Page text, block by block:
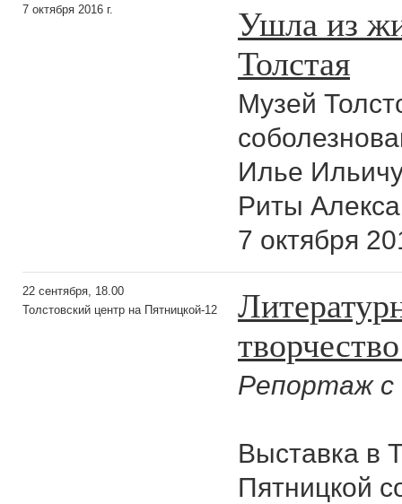
7 октября 2016 г.
Ушла из
Толстая
Музей
Илье
Риты
7 октября
22 сентября, 18.00
Толстовский центр на Пятницкой-12
Репортаж
Выставка в
Пятницкой